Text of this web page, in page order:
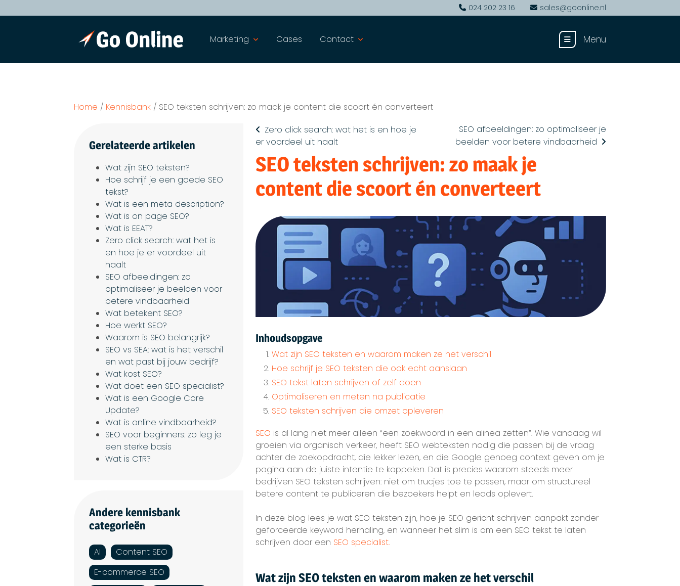
024 202 23 16 sales@goonline.nl
Marketing Cases Contact Menu
Home / Kennisbank / SEO teksten schrijven: zo maak je content die scoort én converteert
Gerelateerde artikelen
Wat zijn SEO teksten?
Hoe schrijf je een goede SEO
tekst?
Wat is een meta description?
Wat is on page SEO?
Wat is EEAT?
Zero click search: wat het is
en hoe je er voordeel uit
haalt
SEO afbeeldingen: zo
optimaliseer je beelden voor
betere vindbaarheid
Wat betekent SEO?
Hoe werkt SEO?
Waarom is SEO belangrijk?
SEO vs SEA: wat is het verschil
en wat past bij jouw bedrijf?
Wat kost SEO?
Wat doet een SEO specialist?
Wat is een Google Core
Update?
Wat is online vindbaarheid?
SEO voor beginners: zo leg je
een sterke basis
Wat is CTR?
Andere kennisbank
categorieën
AI
Content SEO
E-commerce SEO
Zero click search: wat het is en hoe je
er voordeel uit haalt
SEO afbeeldingen: zo optimaliseer je
beelden voor betere vindbaarheid
SEO teksten schrijven: zo maak je
content die scoort én converteert
Inhoudsopgave
Wat zijn SEO teksten en waarom maken ze het verschil
Hoe schrijf je SEO teksten die ook echt aanslaan
SEO tekst laten schrijven of zelf doen
Optimaliseren en meten na publicatie
SEO teksten schrijven die omzet opleveren
SEO is al lang niet meer alleen “een zoekwoord in een alinea zetten”. Wie vandaag wil
groeien via organisch verkeer, heeft SEO webteksten nodig die passen bij de vraag
achter de zoekopdracht, die lekker lezen, en die Google genoeg context geven om je
pagina aan de juiste intentie te koppelen. Dat is precies waarom steeds meer
bedrijven SEO teksten schrijven: niet om trucjes toe te passen, maar om structureel
betere content te publiceren die bezoekers helpt en leads oplevert.
In deze blog lees je wat SEO teksten zijn, hoe je SEO gericht schrijven aanpakt zonder
geforceerde keyword herhaling, en wanneer het slim is om een SEO tekst te laten
schrijven door een SEO specialist.
Wat zijn SEO teksten en waarom maken ze het verschil